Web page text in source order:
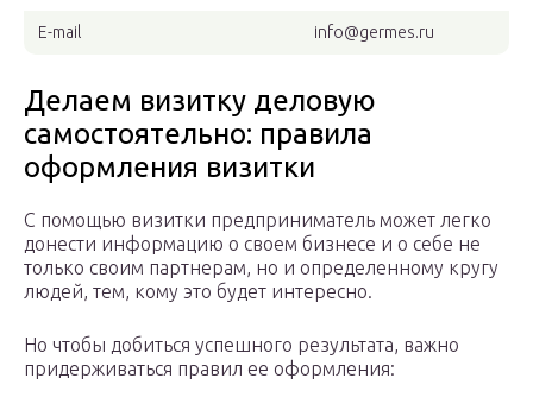
E-mail info@germes.ru
Делаем визитку деловую
самостоятельно: правила
оформления визитки
С помощью визитки предприниматель может легко
донести информацию о своем бизнесе и о себе не
только своим партнерам, но и определенному кругу
людей, тем, кому это будет интересно.
Но чтобы добиться успешного результата, важно
придерживаться правил ее оформления: